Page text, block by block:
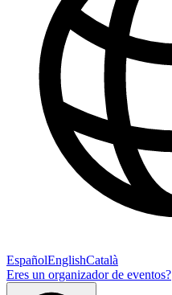
EspañolEnglishCatalà
Eres un organizador de eventos?